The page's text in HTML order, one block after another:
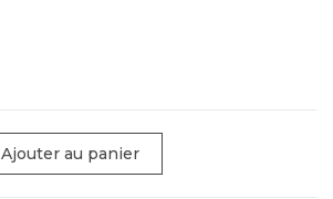
Ajouter au panier